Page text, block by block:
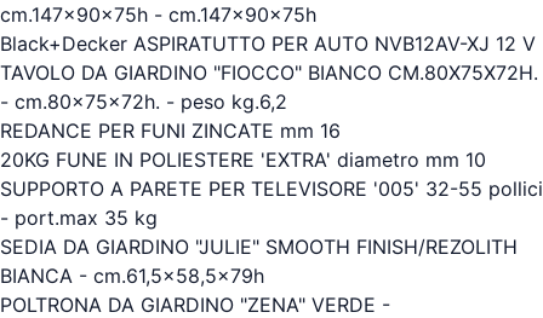
cm.147x90x75h - cm.147x90x75h
Black+Decker ASPIRATUTTO PER AUTO NVB12AV-XJ 12 V
TAVOLO DA GIARDINO "FIOCCO" BIANCO CM.80X75X72H.
- cm.80x75x72h. - peso kg.6,2
REDANCE PER FUNI ZINCATE mm 16
20KG FUNE IN POLIESTERE 'EXTRA' diametro mm 10
SUPPORTO A PARETE PER TELEVISORE '005' 32-55 pollici
- port.max 35 kg
SEDIA DA GIARDINO "JULIE" SMOOTH FINISH/REZOLITH
BIANCA - cm.61,5x58,5x79h
POLTRONA DA GIARDINO "ZENA" VERDE -